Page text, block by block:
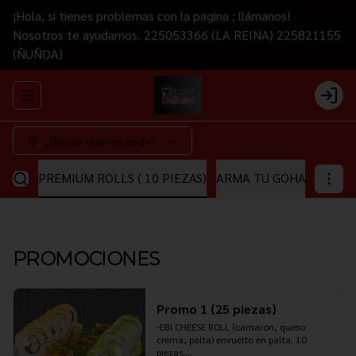
¡Hola, si tienes problemas con la pagina ; llámanos!
Nosotros te ayudamos. 225053366 (LA REINA) 225821155
(ÑUÑOA)
Abrir menu de navegación Login
¿Dónde quieres pedir?
PREMIUM ROLLS ( 10 PIEZAS) ARMA TU GOHAN
PROMOCIONES
Promo 1 (25 piezas)
-EBI CHEESE ROLL (camarón, queso
crema, palta) envuelto en palta. 10
piezas.